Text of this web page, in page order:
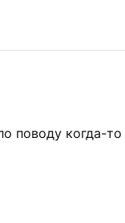
поводу когда-то